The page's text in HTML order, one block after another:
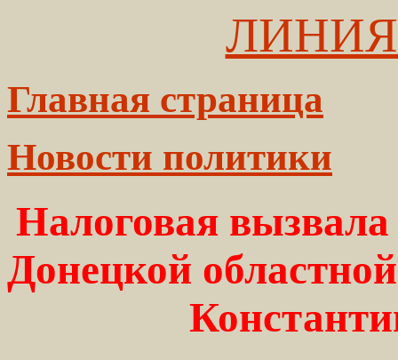
Главная страница
Новости политики
Налоговая вызвала
Донецкой